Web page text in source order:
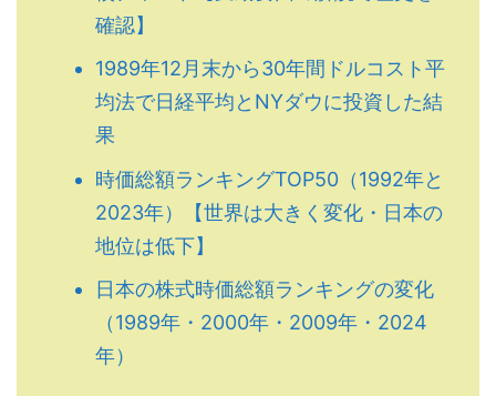
確認】
1989年12月末から30年間ドルコスト平
均法で日経平均とNYダウに投資した結
果
時価総額ランキングTOP50（1992年と
2023年）【世界は大きく変化・日本の
地位は低下】
日本の株式時価総額ランキングの変化
（1989年・2000年・2009年・2024
年）